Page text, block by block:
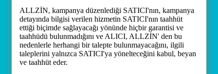
ALLZİN, kampanya düzenlediği SATICI'nın, kampanya
detayında bilgisi verilen hizmetin SATICI'nın taahhüt
ettiği biçimde sağlayacağı yönünde hiçbir garantisi ve
taahhüdü bulunmadığını ve ALICI, ALLZİN' den bu
nedenlerle herhangi bir talepte bulunmayacağını, ilgili
taleplerini yalnızca SATICI'ya yönelteceğini kabul, beyan
ve taahhüt eder.